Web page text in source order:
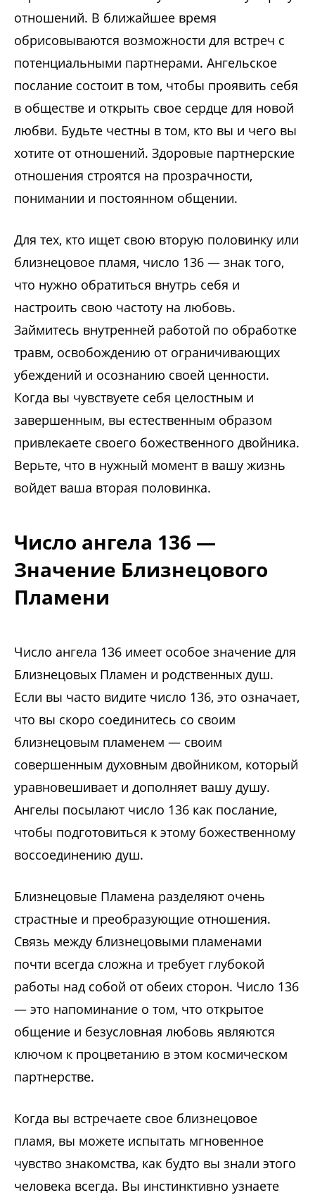
отношений. В ближайшее время
обрисовываются возможности для встреч с
потенциальными партнерами. Ангельское
послание состоит в том, чтобы проявить себя
в обществе и открыть свое сердце для новой
любви. Будьте честны в том, кто вы и чего вы
хотите от отношений. Здоровые партнерские
отношения строятся на прозрачности,
понимании и постоянном общении.
Для тех, кто ищет свою вторую половинку или
близнецовое пламя, число 136 — знак того,
что нужно обратиться внутрь себя и
настроить свою частоту на любовь.
Займитесь внутренней работой по обработке
травм, освобождению от ограничивающих
убеждений и осознанию своей ценности.
Когда вы чувствуете себя целостным и
завершенным, вы естественным образом
привлекаете своего божественного двойника.
Верьте, что в нужный момент в вашу жизнь
войдет ваша вторая половинка.
Число ангела 136 —
Значение Близнецового
Пламени
Число ангела 136 имеет особое значение для
Близнецовых Пламен и родственных душ.
Если вы часто видите число 136, это означает,
что вы скоро соединитесь со своим
близнецовым пламенем — своим
совершенным духовным двойником, который
уравновешивает и дополняет вашу душу.
Ангелы посылают число 136 как послание,
чтобы подготовиться к этому божественному
воссоединению душ.
Близнецовые Пламена разделяют очень
страстные и преобразующие отношения.
Связь между близнецовыми пламенами
почти всегда сложна и требует глубокой
работы над собой от обеих сторон. Число 136
— это напоминание о том, что открытое
общение и безусловная любовь являются
ключом к процветанию в этом космическом
партнерстве.
Когда вы встречаете свое близнецовое
пламя, вы можете испытать мгновенное
чувство знакомства, как будто вы знали этого
человека всегда. Вы инстинктивно узнаете